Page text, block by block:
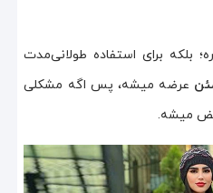
بلکه برای استفاده طولانی‌مدت
عرضه میشه، پس اگه مشکلی
میشه.